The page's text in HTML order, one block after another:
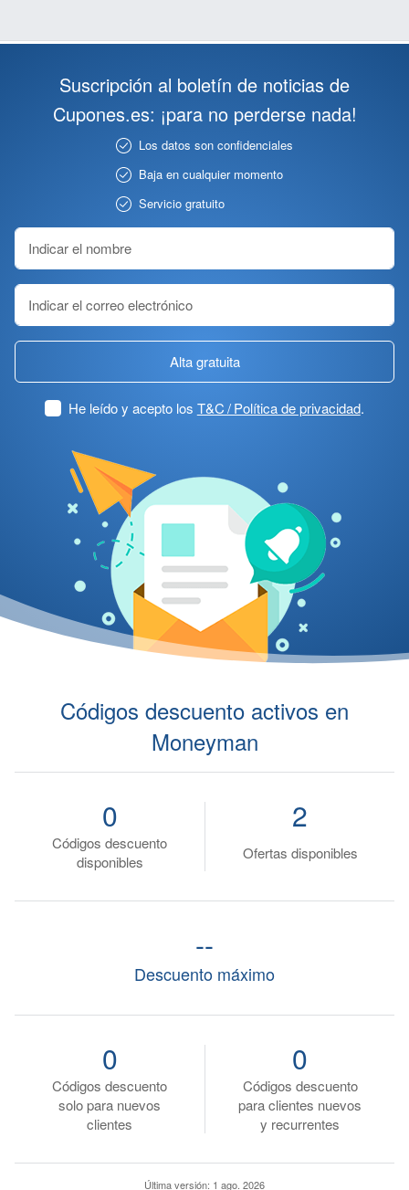
Suscripción al boletín de noticias de
Cupones.es: ¡para no perderse nada!
Los datos son confidenciales
Baja en cualquier momento
Servicio gratuito
Alta gratuita
He leído y acepto los T&C / Política de privacidad.
Códigos descuento activos en
Moneyman
Códigos descuento
disponibles
0
Ofertas disponibles
2
Descuento máximo
--
Códigos descuento
solo para nuevos
clientes
0
Códigos descuento
para clientes nuevos
y recurrentes
0
Última versión: 1 ago. 2026